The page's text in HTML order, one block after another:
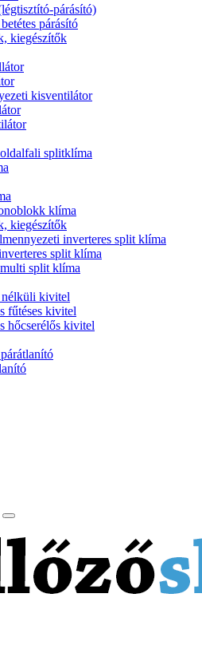
párásító)
párásító
kiegészítők
kisventilátor
splitklíma
klíma
kiegészítők
inverteres split klíma
split klíma
split klíma
nélküli kivitel
fűtéses kivitel
hőcserélős kivitel